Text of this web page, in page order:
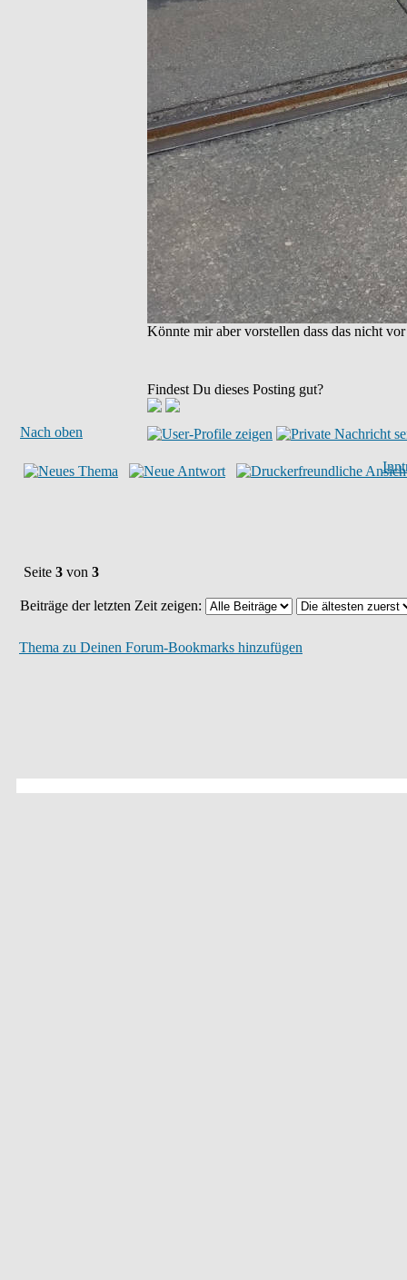
Könnte mir aber vorstellen dass das nicht
Findest Du dieses Posting gut?
Nach oben
Seite 3 von 3
Beiträge der letzten Zeit zeigen:
Thema zu Deinen Forum-Bookmarks hinzufügen